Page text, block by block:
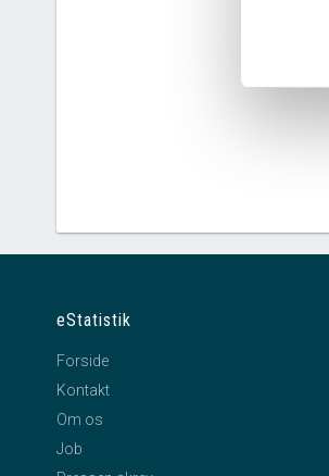
eStatistik
Forside
Kontakt
Om os
Job